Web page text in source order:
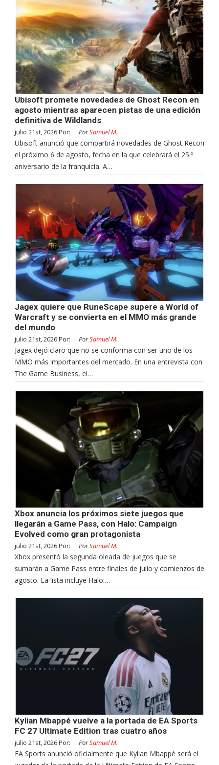
Ubisoft promete novedades de Ghost Recon en
agosto mientras aparecen pistas de una edición
definitiva de Wildlands
julio 21st, 2026 Por: PorSamuel M.
Ubisoft anunció que compartirá novedades de Ghost Recon
el próximo 6 de agosto, fecha en la que celebrará el 25.º
aniversario de la franquicia. A…
Jagex quiere que RuneScape supere a World of
Warcraft y se convierta en el MMO más grande
del mundo
julio 21st, 2026 Por: PorSamuel M.
Jagex dejó claro que no se conforma con ser uno de los
MMO más importantes del mercado. En una entrevista con
The Game Business, el…
Xbox anuncia los próximos siete juegos que
llegarán a Game Pass, con Halo: Campaign
Evolved como gran protagonista
julio 21st, 2026 Por: PorSamuel M.
Xbox presentó la segunda oleada de juegos que se
sumarán a Game Pass entre finales de julio y comienzos de
agosto. La lista incluye Halo:…
Kylian Mbappé vuelve a la portada de EA Sports
FC 27 Ultimate Edition tras cuatro años
julio 21st, 2026 Por: PorSamuel M.
EA Sports anunció oficialmente que Kylian Mbappé será el